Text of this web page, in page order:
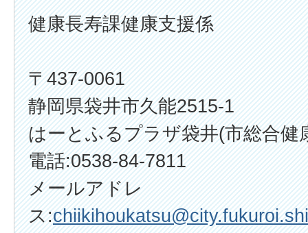
健康長寿課健康支援係
〒437-0061
静岡県袋井市久能2515-1
はーとふるプラザ袋井(市総合健
電話:0538-84-7811
メールアドレ
ス: